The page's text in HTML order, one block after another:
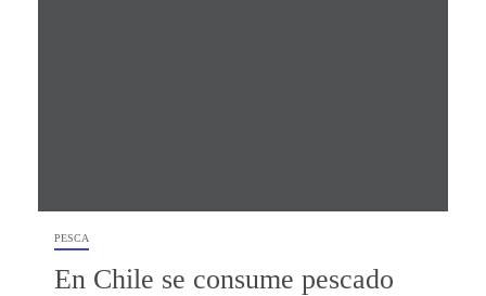
PESCA
En Chile se consume pescado